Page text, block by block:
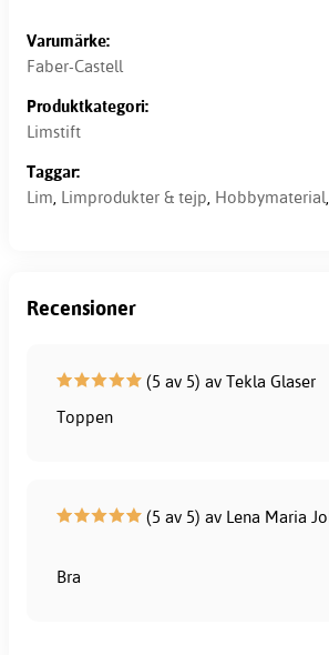
Varumärke:
Faber-Castell
Produktkategori:
Limstift
Taggar:
Lim, Limprodukter & tejp, Hobbymaterial,
Recensioner
(5 av 5) av Tekla Glaser
Toppen
(5 av 5) av Lena Maria
Bra